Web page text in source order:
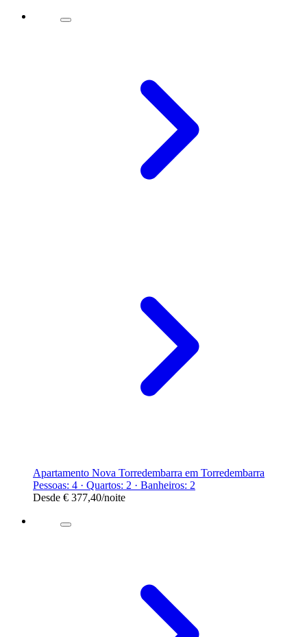
Apartamento Nova Torredembarra em Torredembarra
Pessoas: 4 · Quartos: 2 · Banheiros: 2
Desde € 377,40/noite